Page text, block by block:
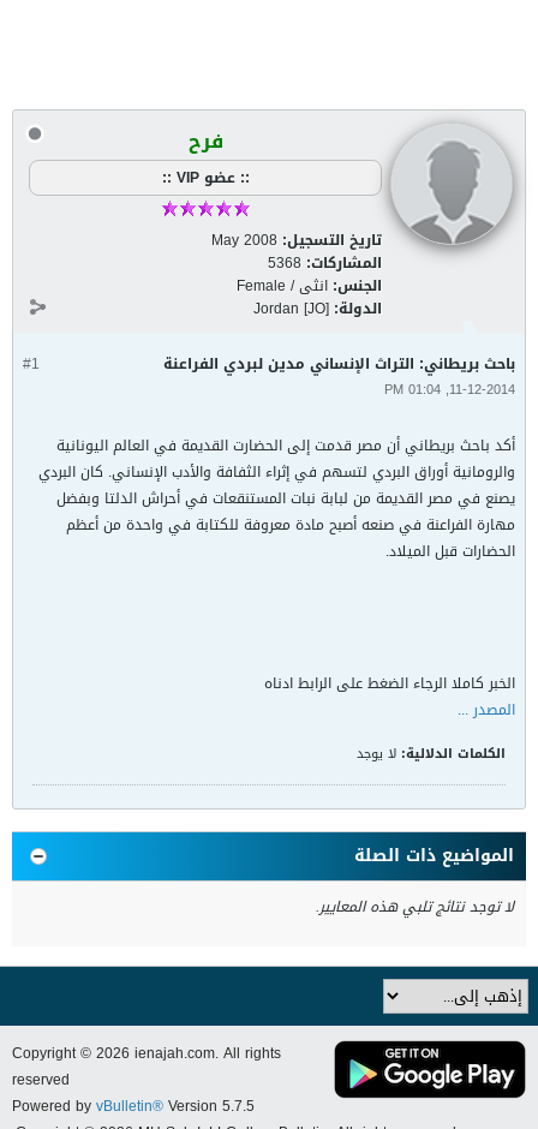
فرح
:: عضو VIP ::
تاريخ التسجيل: May 2008
المشاركات: 5368
الجنس: انثى / Female
الدولة: Jordan [JO]
#1 باحث بريطاني: التراث الإنساني مدين لبردي الفراعنة
11-12-2014, 01:04 PM
أكد باحث بريطاني أن مصر قدمت إلى الحضارت القديمة في العالم اليونانية
والرومانية أوراق البردي لتسهم في إثراء الثفافة والأدب الإنساني. كان البردي
يصنع في مصر القديمة من لبابة نبات المستنقعات في أحراش الدلتا وبفضل
مهارة الفراعنة في صنعه أصبح مادة معروفة للكتابة في واحدة من أعظم
الحضارات قبل الميلاد.
الخبر كاملا الرجاء الضغط على الرابط ادناه
المصدر ...
الكلمات الدلالية: لا يوجد
المواضيع ذات الصلة
لا توجد نتائج تلبي هذه المعايير.
Copyright © 2026 ienajah.com. All rights
reserved
Powered byvBulletin®Version 5.7.5